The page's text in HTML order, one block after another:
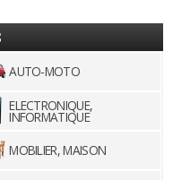
AUTO-MOTO
ELECTRONIQUE,
INFORMATIQUE
MOBILIER, MAISON